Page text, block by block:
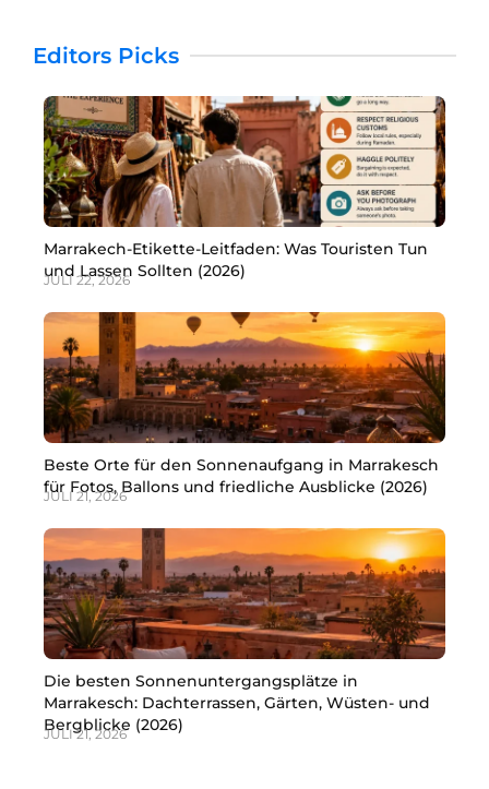
Editors Picks
Marrakech-Etikette-Leitfaden: Was Touristen Tun
und Lassen Sollten (2026)
JULI 22, 2026
Beste Orte für den Sonnenaufgang in Marrakesch
für Fotos, Ballons und friedliche Ausblicke (2026)
JULI 21, 2026
Die besten Sonnenuntergangsplätze in
Marrakesch: Dachterrassen, Gärten, Wüsten- und
Bergblicke (2026)
JULI 21, 2026